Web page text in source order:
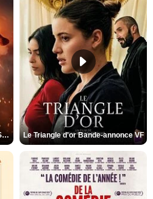
L'Odyssée Bande-annonce VO STFR Le Triangle d'or Bande-annonce VF